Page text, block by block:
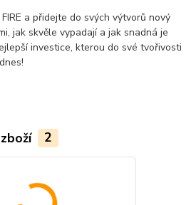
a přidejte do svých výtvorů nový
jak skvěle vypadají a jak snadná je
investice, kterou do své tvořivosti
2